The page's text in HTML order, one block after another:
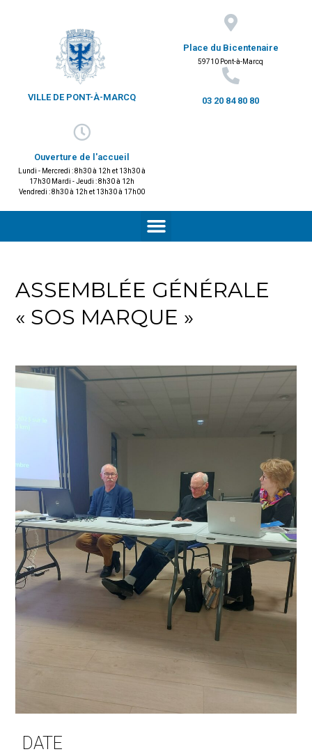
VILLE DE PONT-À-MARCQ
Place du Bicentenaire
59710 Pont-à-Marcq
03 20 84 80 80
Ouverture de l'accueil
Lundi - Mercredi : 8h30 à 12h et 13h30 à
17h30 Mardi - Jeudi : 8h30 à 12h
Vendredi : 8h30 à 12h et 13h30 à 17h00
ASSEMBLÉE GÉNÉRALE
« SOS MARQUE »
DATE